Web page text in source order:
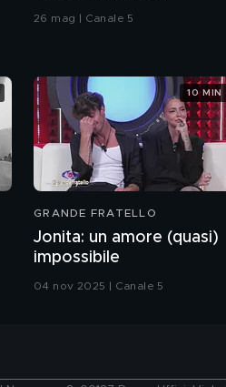
26 mag | Canale 5
GRANDE FRATELLO
Jonita: un amore (quasi)
impossibile
04 nov 2025 | Canale 5
10 MIN